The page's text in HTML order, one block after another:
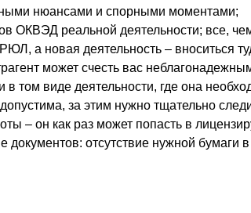
нюансами и спорными моментами;
ОКВЭД реальной деятельности; все,
а новая деятельность – вноситься
может счесть вас
в том виде деятельности, где она
за этим нужно тщательно
– он как раз может попасть в
документов: отсутствие нужной бумаги